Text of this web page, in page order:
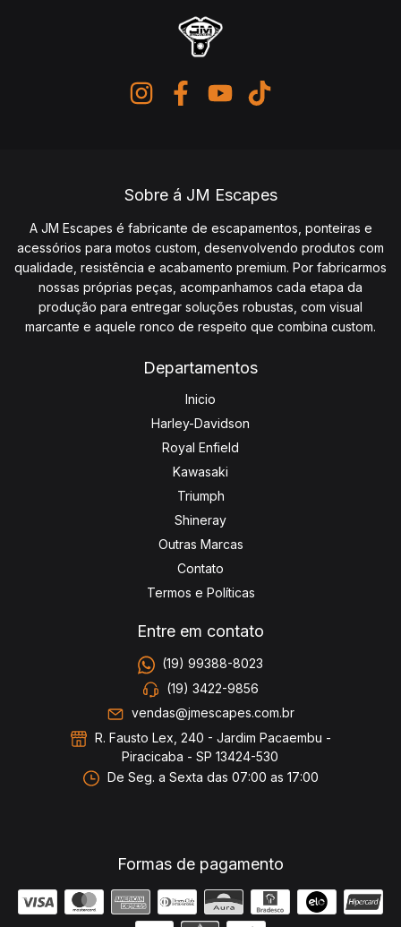
Sobre á JM Escapes
A JM Escapes é fabricante de escapamentos, ponteiras e
acessórios para motos custom, desenvolvendo produtos com
qualidade, resistência e acabamento premium. Por fabricarmos
nossas próprias peças, acompanhamos cada etapa da
produção para entregar soluções robustas, com visual
marcante e aquele ronco de respeito que combina custom.
Departamentos
Inicio
Harley-Davidson
Royal Enfield
Kawasaki
Triumph
Shineray
Outras Marcas
Contato
Termos e Políticas
Entre em contato
(19) 99388-8023
(19) 3422-9856
vendas@jmescapes.com.br
R. Fausto Lex, 240 - Jardim Pacaembu -
Piracicaba - SP 13424-530
De Seg. a Sexta das 07:00 as 17:00
Formas de pagamento